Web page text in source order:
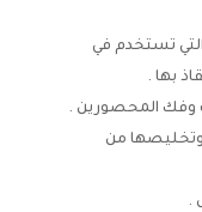
تستخدم في
بها .
وفك المحصورين .
وتخليصها من
.